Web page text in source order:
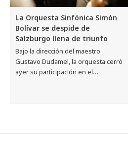
La Orquesta Sinfónica Simón
Bolívar se despide de
Salzburgo llena de triunfo
Bajo la dirección del maestro
Gustavo Dudamel, la orquesta cerró
ayer su participación en el…